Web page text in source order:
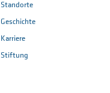
Standorte
Geschichte
Karriere
Stiftung